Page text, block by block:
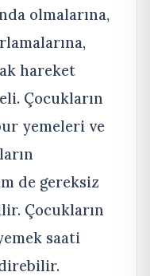
olmalarına,
hareket
Çocukların
yemeleri ve
de gereksiz
Çocukların
saati